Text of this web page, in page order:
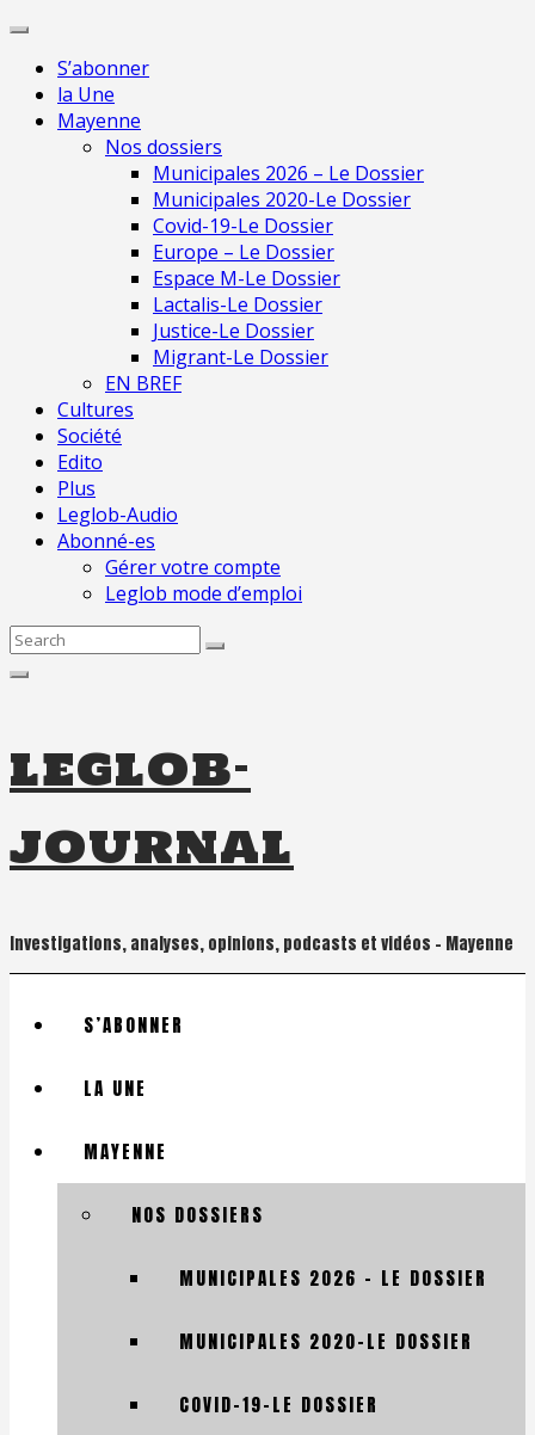
Skip
contentS’abonner
la Une
Mayenne
Nos dossiers
Municipales 2026 – Le Dossier
Municipales 2020-Le Dossier
Covid-19-Le Dossier
Europe – Le Dossier
Espace M-Le Dossier
Lactalis-Le Dossier
Justice-Le Dossier
Migrant-Le Dossier
EN BREF
Cultures
Société
Edito
Plus
Leglob-Audio
Abonné-es
Gérer votre compte
Leglob mode d’emploi
Search
leglob-
journal
Investigations, analyses, opinions, podcasts et vidéos – Mayenne
S’ABONNER
LA UNE
MAYENNE
NOS DOSSIERS
MUNICIPALES 2026 – LE DOSSIER
MUNICIPALES 2020-LE DOSSIER
COVID-19-LE DOSSIER
indépendante en
Mayenne